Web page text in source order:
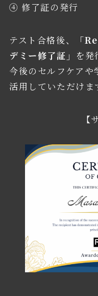
④ 修了証の発行
テスト合格後、
「
デミー修了証」 を発
今後のセルフケア
活用していただけま
【